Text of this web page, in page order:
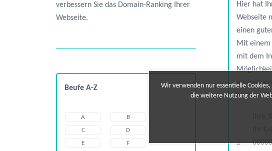
Hier hat
Webseite
einen
Mit einem
mit dem
Ihre
Ihr
verbessern Sie das Domain-Ranking Ihrer
Webseite.
Beufe A-Z
A
B
C
D
E
F
Wir verwenden nur essentielle
die weitere Nutzung der